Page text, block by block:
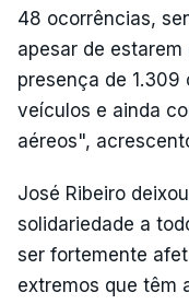
48 ocorrências,
apesar de
presença de
veículos e ainda
aéreos",
José Ribeiro
solidariedade a
ser fortemente
extremos que têm